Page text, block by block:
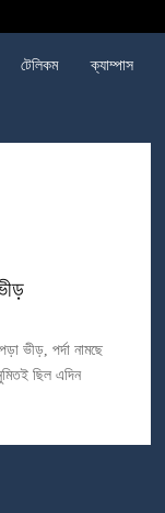
টেলিকম ক্যাম্পাস
ভীড়, পর্দা নামছে
ছিল এদিন